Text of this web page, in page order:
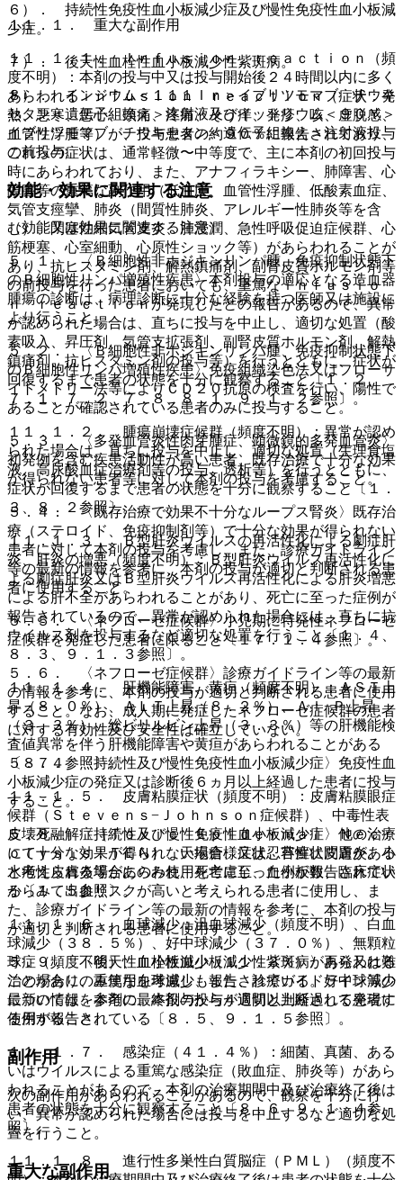
１１．１． 重大な副作用
１１．１．１． Ｉｎｆｕｓｉｏｎ ｒｅａｃｔｉｏｎ（頻
度不明）：本剤の投与中又は投与開始後２４時間以内に多く
あらわれるｉｎｆｕｓｉｏｎ ｒｅａｃｔｉｏｎ（症状：発
熱、悪寒、悪心、頭痛、疼痛、そう痒、発疹、咳、虚脱感、
血管性浮腫等）が、投与患者の約９０％に報告されており、
これらの症状は、通常軽微〜中等度で、主に本剤の初回投与
時にあらわれており、また、アナフィラキシー、肺障害、心
障害等の重篤な副作用（低血圧、血管性浮腫、低酸素血症、
気管支痙攣、肺炎（間質性肺炎、アレルギー性肺炎等を含
む）、閉塞性細気管支炎、肺浸潤、急性呼吸促迫症候群、心
筋梗塞、心室細動、心原性ショック等）があらわれることが
あり、抗ヒスタミン剤、解熱鎮痛剤、副腎皮質ホルモン剤等
の前投与を行った患者においても、重篤なｉｎｆｕｓｉｏ
ｎ ｒｅａｃｔｉｏｎが発現したとの報告があるので、異常
が認められた場合は、直ちに投与を中止し、適切な処置（酸
素吸入、昇圧剤、気管支拡張剤、副腎皮質ホルモン剤、解熱
鎮痛剤、抗ヒスタミン剤の投与等）を行うとともに、症状が
回復するまで患者の状態を十分に観察すること〔１．２、
７．１、７．２、７．８、８．１、９．１．２参照〕。
１１．１．２． 腫瘍崩壊症候群（頻度不明）：異常が認め
られた場合は、直ちに投与を中止し、適切な処置（生理食塩
液、高尿酸血症治療剤等の投与、透析等）を行うとともに、
症状が回復するまで患者の状態を十分に観察すること〔１．
３、８．２参照〕。
１１．１．３． Ｂ型肝炎ウイルスの再活性化による劇症肝
炎、肝炎の増悪（頻度不明）：Ｂ型肝炎ウイルス再活性化に
よる劇症肝炎又はＢ型肝炎ウイルス再活性化による肝炎増悪
による肝不全があらわれることがあり、死亡に至った症例が
報告されているので、異常が認められた場合には、直ちに抗
ウイルス剤を投与するなど適切な処置を行うこと〔１．４、
８．３、９．１．３参照〕。
１１．１．４． 肝機能障害、黄疸（頻度不明）：ＡＳＴ上
昇（８．０％）、ＡＬＴ上昇（８．２％）、Ａｌ−Ｐ上昇
（３．３％）、総ビリルビン上昇（３．３％）等の肝機能検
査値異常を伴う肝機能障害や黄疸があらわれることがある
〔８．４参照〕。
１１．１．５． 皮膚粘膜症状（頻度不明）：皮膚粘膜眼症
候群（Ｓｔｅｖｅｎｓ−Ｊｏｈｎｓｏｎ症候群）、中毒性表
皮壊死融解症（Ｔｏｘｉｃ Ｅｐｉｄｅｒｍａｌ Ｎｅｃｒ
ｏｌｙｓｉｓ：ＴＥＮ）、天疱瘡様症状、苔癬状皮膚炎、小
水疱性皮膚炎等があらわれ、死亡に至った例が報告されてい
る〔１．５参照〕。
１１．１．６． 血球減少：汎血球減少（頻度不明）、白血
球減少（３８．５％）、好中球減少（３７．０％）、無顆粒
球症（頻度不明）、血小板減少（１１．３％）があらわれる
ことがあり、重篤な血球減少も報告されている。好中球減少
については、本剤の最終投与から４週間以上経過して発現す
る例が報告されている〔８．５、９．１．５参照〕。
１１．１．７． 感染症（４１．４％）：細菌、真菌、ある
いはウイルスによる重篤な感染症（敗血症、肺炎等）があら
われることがあるので、本剤の治療期間中及び治療終了後は
患者の状態を十分に観察すること〔８．６、９．１．４参
照〕。
１１．１．８． 進行性多巣性白質脳症（ＰＭＬ）（頻度不
６）． 持続性免疫性血小板減少症及び慢性免疫性血小板減
少症。
７）． 後天性血栓性血小板減少性紫斑病。
８）． インジウム＜１１１Ｉｎ＞イブリツモマブ チウキ
セタン＜遺伝子組換え＞注射液及びイットリウム＜９０Ｙ＞
イブリツモマブ チウキセタン＜遺伝子組換え＞注射液投与
の前投与。
効能・効果に関連する注意
（効能又は効果に関連する注意）
５．１． 〈Ｂ細胞性非ホジキンリンパ腫、免疫抑制状態下
のＢ細胞性リンパ増殖性疾患〉本剤投与の適応となる造血器
腫瘍の診断は、病理診断に十分な経験を持つ医師又は施設に
より行うこと。
５．２． 〈Ｂ細胞性非ホジキンリンパ腫、免疫抑制状態下
のＢ細胞性リンパ増殖性疾患〉免疫組織染色法又はフローサ
イトメトリー法等によりＣＤ２０抗原の検査を行い、陽性で
あることが確認されている患者のみに投与すること。
５．３． 〈多発血管炎性肉芽腫症、顕微鏡的多発血管炎〉
初発例を含む疾患活動性が高い患者、既存治療で十分な効果
が得られない患者等に対して本剤の投与を考慮すること。
５．４． 〈既存治療で効果不十分なループス腎炎〉既存治
療（ステロイド、免疫抑制剤等）で十分な効果が得られない
患者に対して本剤の投与を考慮し、また、診療ガイドライン
等の最新の情報を参考に、本剤の投与が適切と判断される患
者に使用すること。
５．５． 〈ネフローゼ症候群〉小児期に特発性ネフローゼ
症候群を発症した患者に限ること〔１７．１．４参照〕。
５．６． 〈ネフローゼ症候群〉診療ガイドライン等の最新
の情報を参考に、本剤の投与が適切と判断される患者に使用
すること。なお、成人期に発症したネフローゼ症候群の患者
に対する有効性及び安全性は確立していない。
５．７． 〈持続性及び慢性免疫性血小板減少症〉免疫性血
小板減少症の発症又は診断後６ヵ月以上経過した患者に投与
すること。
５．８． 〈持続性及び慢性免疫性血小板減少症〉他の治療
にて十分な効果が得られない場合、又は忍容性に問題がある
と考えられる場合にのみ使用を考慮し、血小板数、臨床症状
からみて出血リスクが高いと考えられる患者に使用し、ま
た、診療ガイドライン等の最新の情報を参考に、本剤の投与
が適切と判断される患者に使用すること。
５．９． 〈後天性血栓性血小板減少性紫斑病〉再発又は難
治の場合にのみ使用を考慮し、また、診療ガイドライン等の
最新の情報を参考に、本剤の投与が適切と判断される患者に
使用すること。
副作用
次の副作用があらわれることがあるので、観察を十分に行
い、異常が認められた場合には投与を中止するなど適切な処
置を行うこと。
重大な副作用